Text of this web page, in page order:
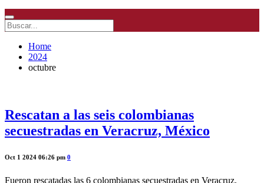
Home
2024
octubre
Rescatan a las seis colombianas
secuestradas en Veracruz, México
Oct 1 2024 06:26 pm 0
Fueron rescatadas las 6 colombianas secuestradas en Veracruz,